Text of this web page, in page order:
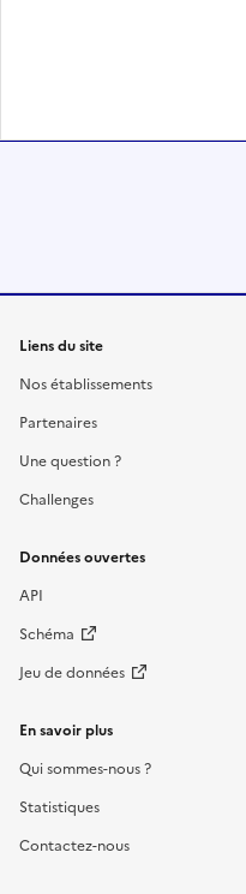
Liens du site
Nos établissements
Partenaires
Une question ?
Challenges
Données ouvertes
API
Schéma
Jeu de données
En savoir plus
Qui sommes-nous ?
Statistiques
Contactez-nous